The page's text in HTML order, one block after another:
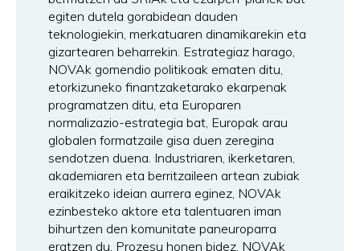
egiten dutela gorabidean dauden
teknologiekin, merkatuaren dinamikarekin eta
gizartearen beharrekin. Estrategiaz harago,
NOVAk gomendio politikoak ematen ditu,
etorkizuneko finantzaketarako ekarpenak
programatzen ditu, eta Europaren
normalizazio-estrategia bat, Europak arau
globalen formatzaile gisa duen zeregina
sendotzen duena. Industriaren, ikerketaren,
akademiaren eta berritzaileen artean zubiak
eraikitzeko ideian aurrera eginez, NOVAk
ezinbesteko aktore eta talentuaren iman
bihurtzen den komunitate paneuroparra
eratzen du. Prozesu honen bidez, NOVAk